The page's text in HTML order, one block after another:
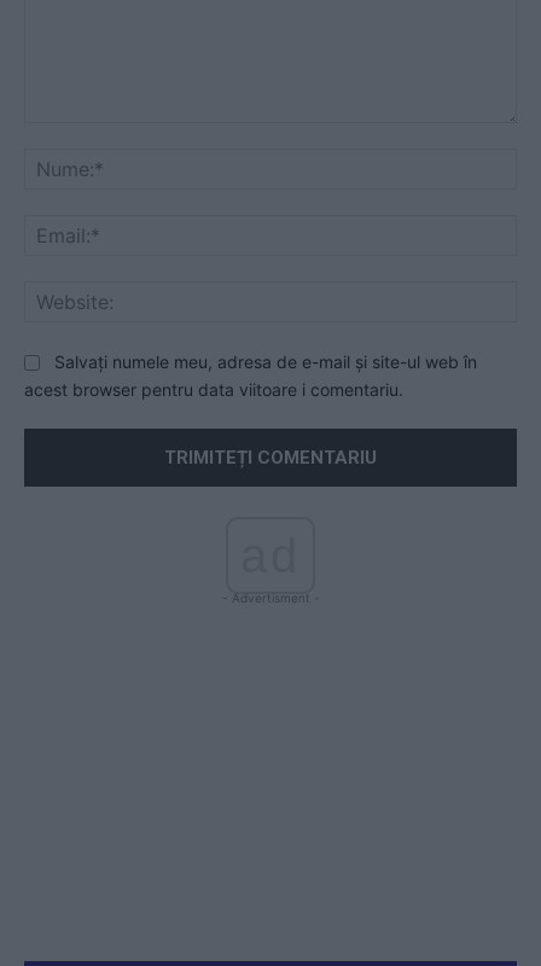
Salvați numele meu, adresa de e-mail și site-ul web în
acest browser pentru data viitoare i comentariu.
- Advertisment -